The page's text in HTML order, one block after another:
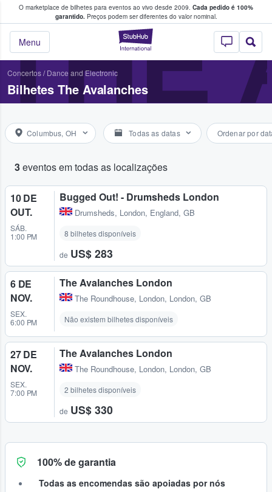
O marketplace de bilhetes para eventos ao vivo desde 2009. Cada pedido é 100%
garantido.Preços podem ser diferentes do valor nominal.
StubHub – onde
Menu
fãs compram e vendem bilhetes
Concertos/ Dance and Electronic
Bilhetes The Avalanches
Columbus, OH Todas as datas Ordenar por
3eventos em todas as localizações
10 DE
OUT.
SÁB.
1:00 PM
Bugged Out! - Drumsheds London
Drumsheds, London, England, GB
8 bilhetes disponíveis
de US$ 283
6 DE
NOV.
SEX.
6:00 PM
The Avalanches London
The Roundhouse, London, London, GB
Não existem bilhetes disponíveis
27 DE
NOV.
SEX.
7:00 PM
The Avalanches London
The Roundhouse, London, London, GB
2 bilhetes disponíveis
de US$ 330
100% de garantia
Todas as encomendas são apoiadas por nós